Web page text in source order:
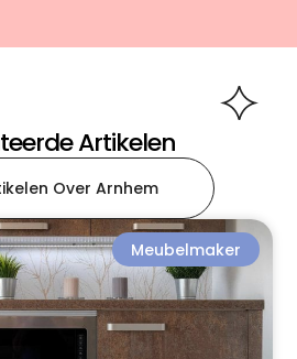
Artikelen
Over Arnhem
Meubelmaker